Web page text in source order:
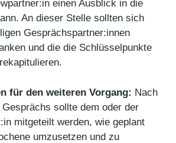
einen Ausblick in die
An dieser Stelle sollten sich
Gesprächspartner:innen
und die die Schlüsselpunkte
für den weiteren Vorgang: Nach
Gesprächs sollte dem oder der
mitgeteilt werden, wie geplant
umzusetzen und zu